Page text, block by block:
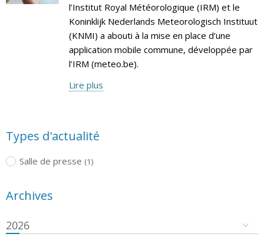
l’Institut Royal Météorologique (IRM) et le
Koninklijk Nederlands Meteorologisch Instituut
(KNMI) a abouti à la mise en place d’une
application mobile commune, développée par
l’IRM (meteo.be).
Lire plus
Types d'actualité
Salle de presse (1)
Archives
2026